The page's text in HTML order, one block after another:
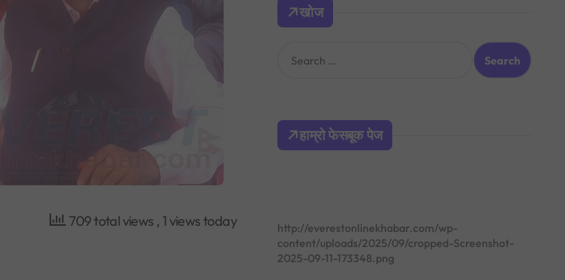
709 total views , 1 views today
खोज
h
o
हाम्रो फेसबूक पेज
http://everestonlinekhabar.com/wp-
content/uploads/2025/09/cropped-Screenshot-
2025-09-11-173348.png